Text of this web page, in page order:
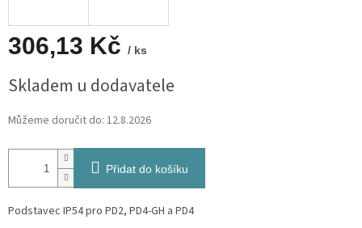
306,13 Kč / ks
cena:
Skladem u dodavatele
Můžeme doručit do: 12.8.2026
Přidat do košíku
Podstavec IP54 pro PD2, PD4-GH a PD4